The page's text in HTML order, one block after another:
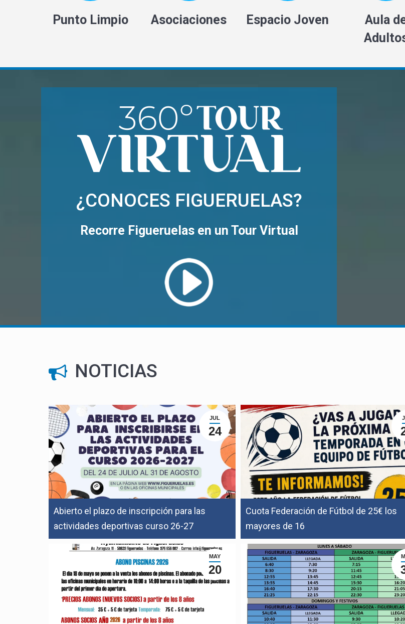
Punto Limpio Asociaciones Espacio Joven
Aula
¿CONOCES FIGUERUELAS?
Recorre Figueruelas en un Tour Virtual
NOTICIAS
JUL
24
Abierto el plazo de inscripción para las
actividades deportivas curso 26-27
Cuota Federación de Fútbol de 25€ los
mayores de 16
MAY
20